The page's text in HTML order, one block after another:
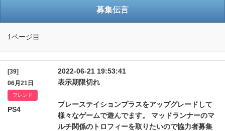
募集伝言
1ページ目
[39]
06月21日
フレンド
PS4
2022-06-21 19:53:41
表示期限切れ
プレーステイションプラスをアップグレードして
様々なゲームで遊んでます。 マッドランナーのマ
ルチ関係のトロフィーを取りたいので協力者募集